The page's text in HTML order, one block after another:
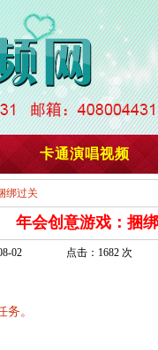
卡通演唱视频
绑过关
年会创意游戏：捆
02 点击：1682 次
。